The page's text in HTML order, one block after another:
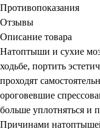
Противопоказания
Отзывы
Описание товара
Натоптыши и сухие
ходьбе, портить
проходят
ороговевшие
больше уплотняться и
Причинами